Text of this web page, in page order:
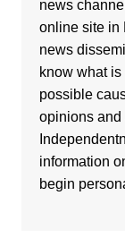
news
online site in
news
know what
possible
opinions and
information
begin